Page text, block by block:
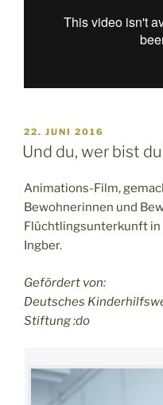
VERÖFFENTLICHT
AM
22. JUNI 2016
Und du, wer bist
Animations-Film,
Bewohnerinnen und
Flüchtlingsunterkunft in
Ingber.
Gefördert von:
Deutsches
Stiftung :do